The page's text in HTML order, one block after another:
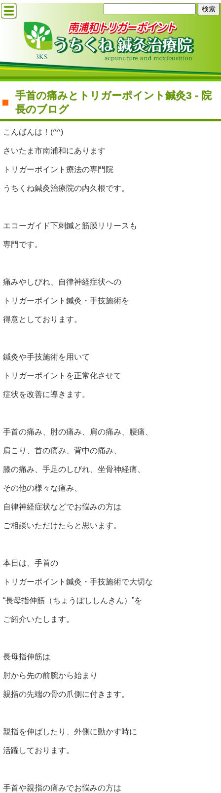
手首の痛みとトリガーポイント鍼灸3 - 院
長のブログ
こんばんは！(^^)
さいたま市南浦和にあります
トリガーポイント療法の専門院
うちくね鍼灸治療院の内久根です。
エコーガイド下刺鍼と筋膜リリースも
専門です。
痛みやしびれ、自律神経症状への
トリガーポイント鍼灸・手技施術を
得意としております。
鍼灸や手技施術を用いて
トリガーポイントを正常化させて
症状を改善に導きます。
手首の痛み、肘の痛み、肩の痛み、腰痛、
肩こり、首の痛み、背中の痛み、
膝の痛み、手足のしびれ、坐骨神経痛、
その他の様々な痛み、
自律神経症状などでお悩みの方は
ご相談いただけたらと思います。
本日は、手首の
トリガーポイント鍼灸・手技施術で大切な
“長母指伸筋（ちょうぼししんきん）”を
ご紹介いたします。
長母指伸筋は
肘から先の前腕から始まり
親指の先端の骨の爪側に付きます。
親指を伸ばしたり、外側に動かす時に
活躍しております。
手首や親指の痛みでお悩みの方は